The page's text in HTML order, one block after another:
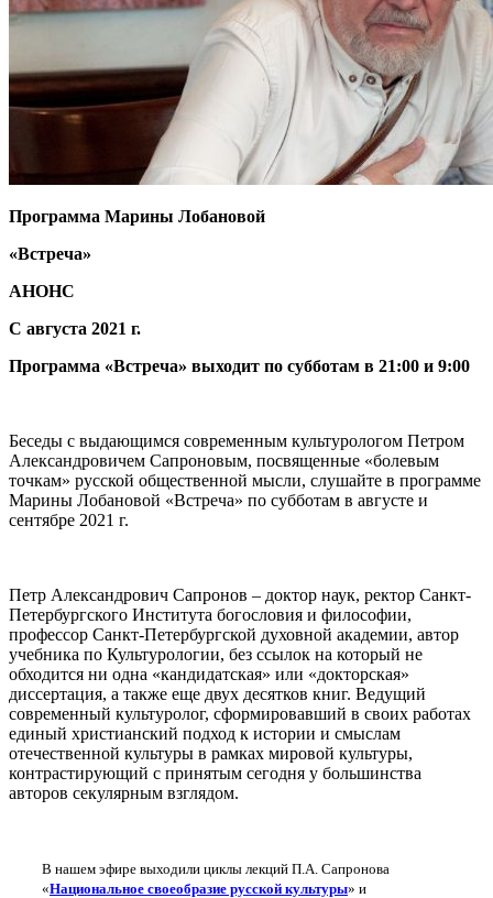
Программа Марины Лобановой
«Встреча»
АНОНС
С августа 2021 г.
Программа «Встреча» выходит по субботам в 21:00 и 9:00
Беседы с выдающимся современным культурологом Петром
Александровичем Сапроновым, посвященные «болевым
точкам» русской общественной мысли, слушайте в программе
Марины Лобановой «Встреча» по субботам в августе и
сентябре 2021 г.
Петр Александрович Сапронов – доктор наук, ректор Санкт-
Петербургского Института богословия и философии,
профессор Санкт-Петербургской духовной академии, автор
учебника по Культурологии, без ссылок на который не
обходится ни одна «кандидатская» или «докторская»
диссертация, а также еще двух десятков книг. Ведущий
современный культуролог, сформировавший в своих работах
единый христианский подход к истории и смыслам
отечественной культуры в рамках мировой культуры,
контрастирующий с принятым сегодня у большинства
авторов секулярным взглядом.
В нашем эфире выходили циклы лекций П.А. Сапронова
«Национальное своеобразие русской культуры» и